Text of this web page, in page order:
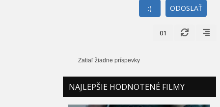
ODOSLAŤ
:)
01
Zatiaľ žiadne príspevky
NAJLEPŠIE HODNOTENÉ FILMY